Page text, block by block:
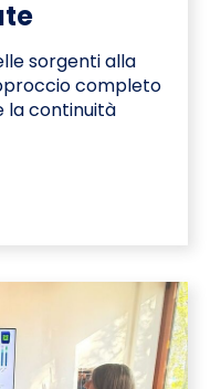
sorgenti alla
completo
la continuità